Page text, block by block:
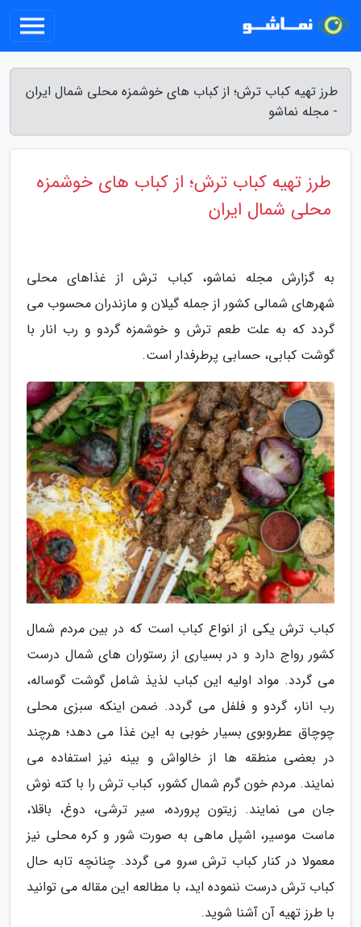
طرز تهیه کباب ترش؛ از کباب های خوشمزه محلی شمال ایران
- مجله نماشو
طرز تهیه کباب ترش؛ از کباب های خوشمزه
محلی شمال ایران
به گزارش مجله نماشو، کباب ترش از غذاهای محلی
شهرهای شمالی کشور از جمله گیلان و مازندران محسوب می
گردد که به علت طعم ترش و خوشمزه گردو و رب انار با
گوشت کبابی، حسابی پرطرفدار است.
کباب ترش یکی از انواع کباب است که در بین مردم شمال
کشور رواج دارد و در بسیاری از رستوران های شمال درست
می گردد. مواد اولیه این کباب لذیذ شامل گوشت گوساله،
رب انار، گردو و فلفل می گردد. ضمن اینکه سبزی محلی
چوچاق عطروبوی بسیار خوبی به این غذا می دهد؛ هرچند
در بعضی منطقه ها از خالواش و بینه نیز استفاده می
نمایند. مردم خون گرم شمال کشور، کباب ترش را با کته نوش
جان می نمایند. زیتون پرورده، سیر ترشی، دوغ، باقلا،
ماست موسیر، اشپل ماهی به صورت شور و کره محلی نیز
معمولا در کنار کباب ترش سرو می گردد. چنانچه تابه حال
کباب ترش درست ننموده اید، با مطالعه این مقاله می توانید
با طرز تهیه آن آشنا شوید.